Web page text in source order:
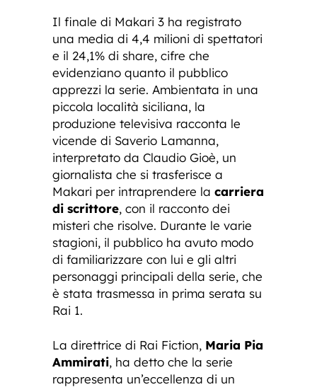
Il finale di Makari 3 ha registrato
una media di 4,4 milioni di spettatori
e il 24,1% di share, cifre che
evidenziano quanto il pubblico
apprezzi la serie. Ambientata in una
piccola località siciliana, la
produzione televisiva racconta le
vicende di Saverio Lamanna,
interpretato da Claudio Gioè, un
giornalista che si trasferisce a
Makari per intraprendere la carriera
di scrittore, con il racconto dei
misteri che risolve. Durante le varie
stagioni, il pubblico ha avuto modo
di familiarizzare con lui e gli altri
personaggi principali della serie, che
è stata trasmessa in prima serata su
Rai 1.
La direttrice di Rai Fiction, Maria Pia
Ammirati, ha detto che la serie
rappresenta un’eccellenza di un